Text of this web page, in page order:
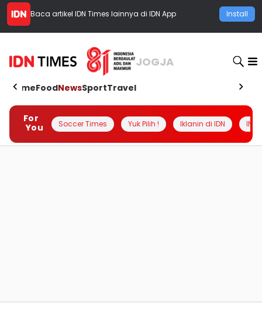
Baca artikel IDN Times lainnya di IDN App Install
JOGJA
HomeFoodNewsSportTravel
For
You
Soccer Times Yuk Pilih ! Iklanin di IDN